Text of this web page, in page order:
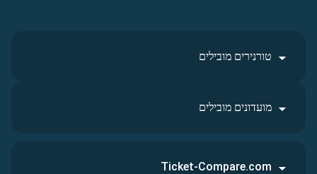
טורנירים מובילים
מועדונים מובילים
Ticket-Compare.com